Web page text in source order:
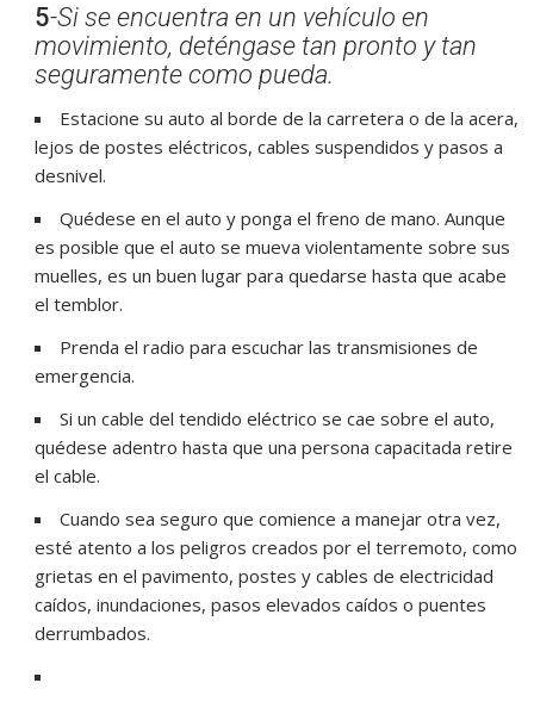
5-Si se encuentra en un vehículo en
movimiento, deténgase tan pronto y tan
seguramente como pueda.
Estacione su auto al borde de la carretera o de la acera,
lejos de postes eléctricos, cables suspendidos y pasos a
desnivel.
Quédese en el auto y ponga el freno de mano. Aunque
es posible que el auto se mueva violentamente sobre sus
muelles, es un buen lugar para quedarse hasta que acabe
el temblor.
Prenda el radio para escuchar las transmisiones de
emergencia.
Si un cable del tendido eléctrico se cae sobre el auto,
quédese adentro hasta que una persona capacitada retire
el cable.
Cuando sea seguro que comience a manejar otra vez,
esté atento a los peligros creados por el terremoto, como
grietas en el pavimento, postes y cables de electricidad
caídos, inundaciones, pasos elevados caídos o puentes
derrumbados.